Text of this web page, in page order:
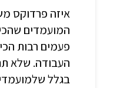
איזה פרדוקס
המועמדים
פעמים רבות
העבודה. שלא
בגלל